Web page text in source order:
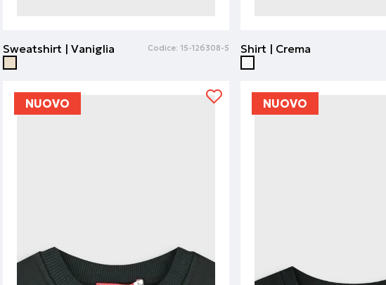
Sweatshirt | Vaniglia Codice: 15-126308-5 Shirt | Crema
NUOVO NUOVO